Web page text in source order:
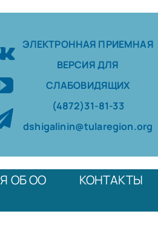
ЭЛЕКТРОННАЯ ПРИЕМНАЯ
ВЕРСИЯ ДЛЯ
СЛАБОВИДЯЩИХ
(4872)31-81-33
dshigalinin@tularegion.org
ОБ ОО
КОНТАКТЫ